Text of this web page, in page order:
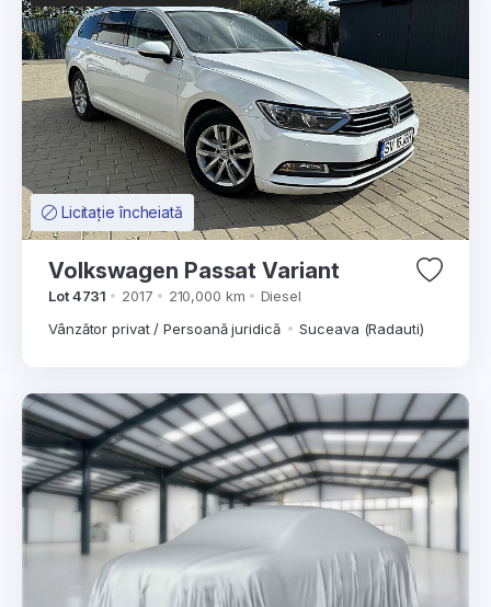
Licitație încheiată
Volkswagen Passat Variant
Lot 4731 2017 210,000 km
Diesel
Vânzător privat / Persoană juridică
Suceava (Radauti)